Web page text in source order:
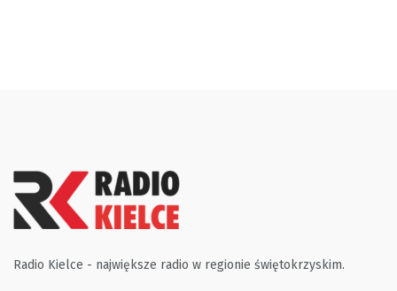
Radio Kielce - największe radio w regionie świętokrzyskim.